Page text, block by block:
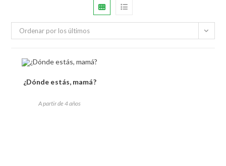
Ordenar por los últimos
¿Dónde estás, mamá?
A partir de 4 años